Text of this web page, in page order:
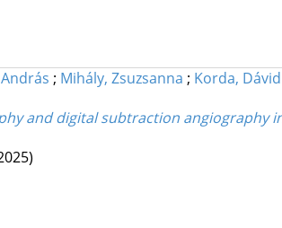
; Mihály, Zsuzsanna ; Korda, Dávid
and digital subtraction